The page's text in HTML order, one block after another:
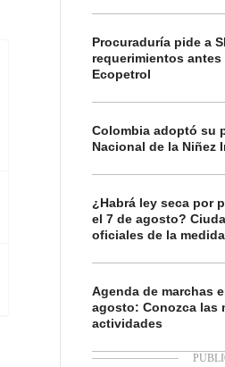
Procuraduría pide a
requerimientos
Ecopetrol
Colombia adoptó su
Nacional de la Niñez
¿Habrá ley seca por
el 7 de agosto?
oficiales de la medida
Agenda de marchas
agosto: Conozca las
actividades